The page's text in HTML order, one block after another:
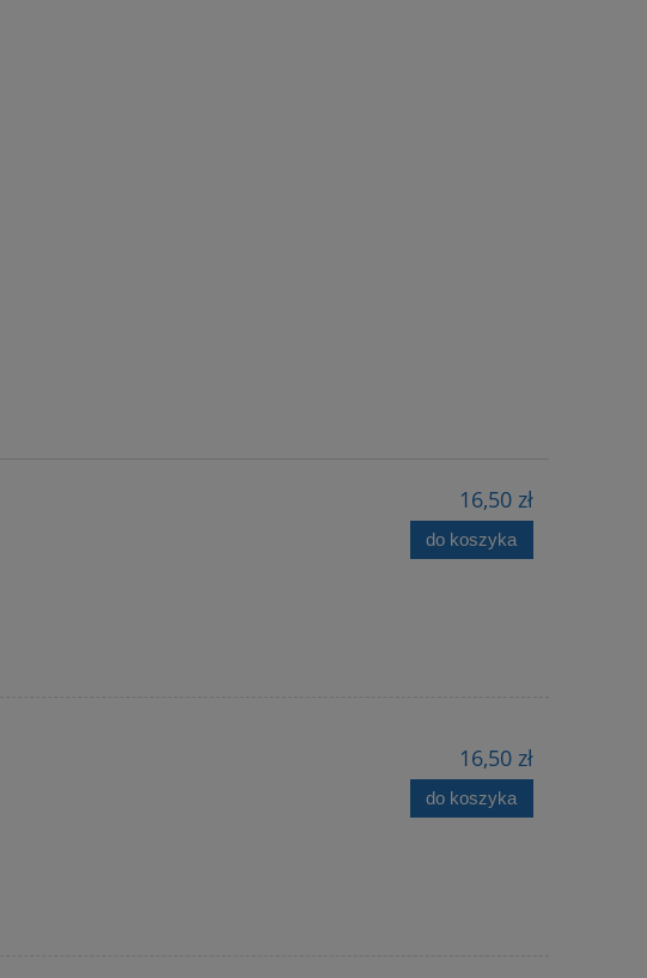
16,50 zł
do koszyka
16,50 zł
do koszyka